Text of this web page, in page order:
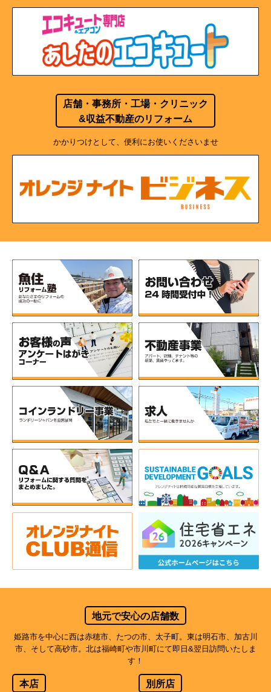
店舗・事務所・工場・クリニック
&収益不動産のリフォーム
かかりつけとして、便利にお使いくださいませ
地元で安心の店舗数
姫路市を中心に西は赤穂市、たつの市、太子町。東は明石市、加古川
市、そして高砂市。北は福崎町や市川町にて即日&翌日訪問いたしま
す！
本店 別所店